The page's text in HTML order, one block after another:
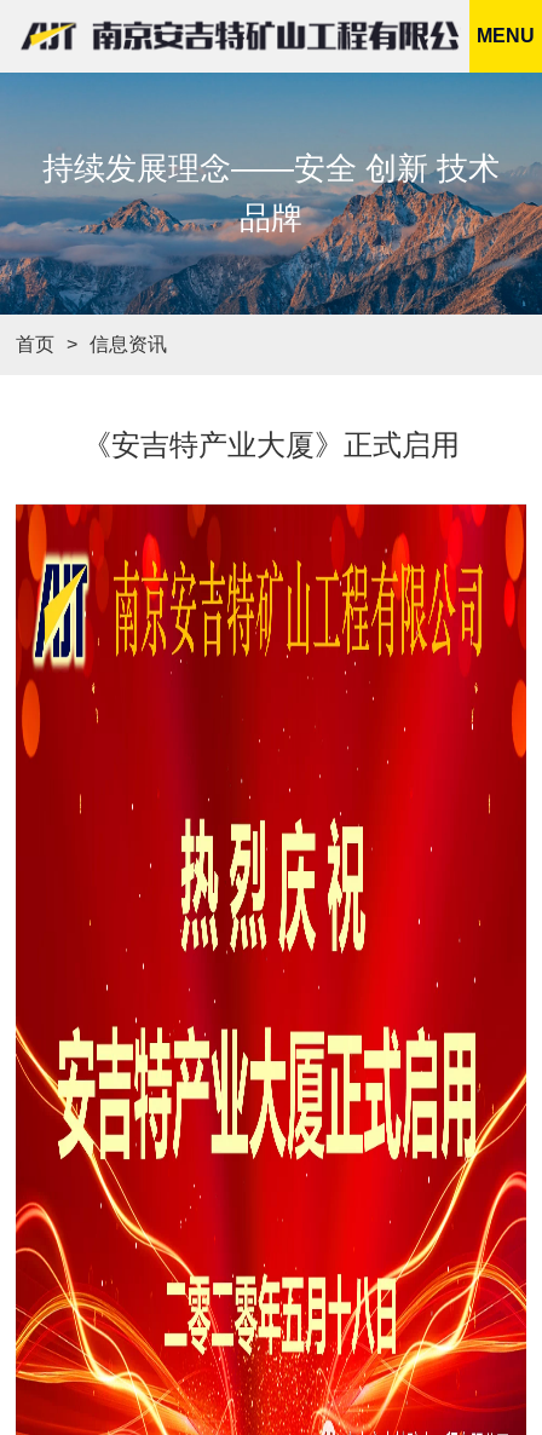
MENU
持续发展理念——安全 创新 技术
品牌
首页 信息资讯
《安吉特产业大厦》正式启用